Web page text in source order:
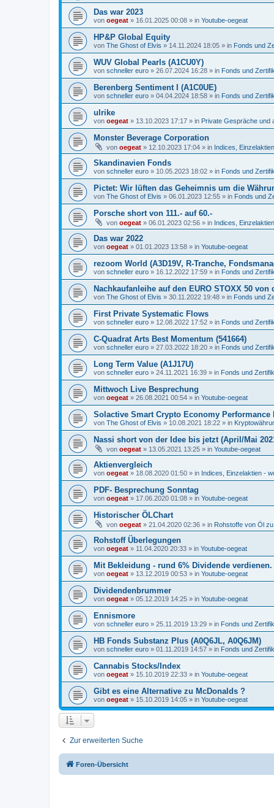
Das war 2023
von oegeat » 16.01.2025 00:08 » in Youtube-oegeat
HP&P Global Equity
von The Ghost of Elvis » 14.11.2024 18:05 » in Fonds und
WUV Global Pearls (A1CU0Y)
von schneller euro » 26.07.2024 16:28 » in Fonds und
Berenberg Sentiment I (A1C0UE)
von schneller euro » 04.04.2024 18:58 » in Fonds und
ulrike
von oegeat » 13.10.2023 17:17 » in Private Gespräche und
Monster Beverage Corporation
von oegeat » 12.10.2023 17:04 » in Indices,
Skandinavien Fonds
von schneller euro » 10.05.2023 18:02 » in Fonds und
Pictet: Wir lüften das Geheimnis um die
von The Ghost of Elvis » 06.01.2023 12:55 » in Fonds und
Porsche short von 111.- auf 60.-
von oegeat » 06.01.2023 02:56 » in Indices,
Das war 2022
von oegeat » 01.01.2023 13:58 » in Youtube-oegeat
rezoom World (A3D19V, R-Tranche,
von schneller euro » 16.12.2022 17:59 » in Fonds und
Nachkaufanleihe auf den EURO STOXX 50 von
von The Ghost of Elvis » 30.11.2022 19:48 » in Fonds und
First Private Systematic Flows
von schneller euro » 12.08.2022 17:52 » in Fonds und
C-Quadrat Arts Best Momentum (541664)
von schneller euro » 27.03.2022 18:20 » in Fonds und
Long Term Value (A1J17U)
von schneller euro » 24.11.2021 16:39 » in Fonds und
Mittwoch Live Besprechung
von oegeat » 26.08.2021 00:54 » in Youtube-oegeat
Solactive Smart Crypto Economy Performance
von The Ghost of Elvis » 10.08.2021 18:22 » in
Nassi short von der Idee bis jetzt (April/Mai
von oegeat » 13.05.2021 13:25 » in Youtube-oegeat
Aktienvergleich
von oegeat » 18.08.2020 01:50 » in Indices, Einzelaktien -
PDF- Besprechung Sonntag
von oegeat » 17.06.2020 01:08 » in Youtube-oegeat
Historischer ÖLChart
von oegeat » 21.04.2020 02:36 » in Rohstoffe von Öl
Rohstoff Überlegungen
von oegeat » 11.04.2020 20:33 » in Youtube-oegeat
Mit Bekleidung - rund 6% Dividende verdienen.
von oegeat » 13.12.2019 00:53 » in Youtube-oegeat
Dividendenbrummer
von oegeat » 05.12.2019 14:25 » in Youtube-oegeat
Ennismore
von schneller euro » 25.11.2019 13:29 » in Fonds und
HB Fonds Substanz Plus (A0Q6JL, A0Q6JM)
von schneller euro » 01.11.2019 14:57 » in Fonds und
Cannabis Stocks/Index
von oegeat » 15.10.2019 22:33 » in Youtube-oegeat
Gibt es eine Alternative zu McDonalds ?
von oegeat » 15.10.2019 14:05 » in Youtube-oegeat
Zur erweiterten Suche
Foren-Übersicht